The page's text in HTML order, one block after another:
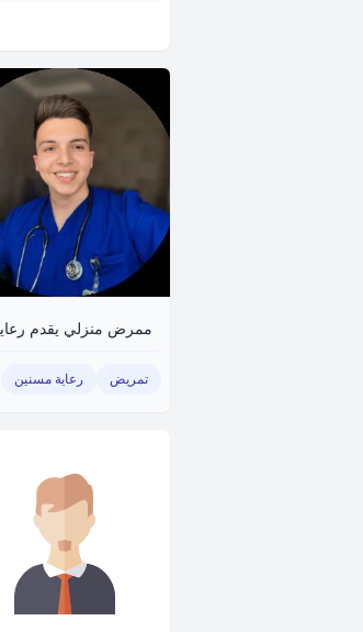
ممرض منزلي يقدم
تمريض رعاية مسنين